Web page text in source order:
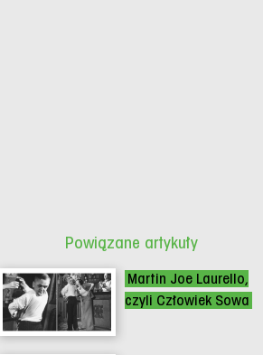
Powiązane artykuły
Martin Joe Laurello,
czyli Człowiek Sowa